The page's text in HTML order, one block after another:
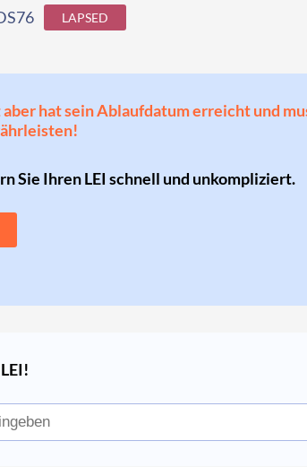
LAPSED
hat sein Ablaufdatum erreicht und
Sie Ihren LEI schnell und unkompliziert.